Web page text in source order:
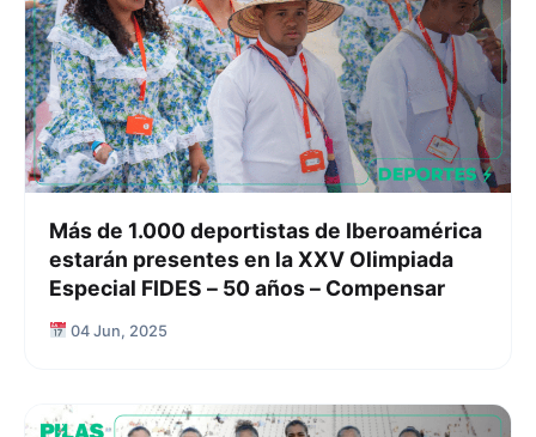
Más de 1.000 deportistas de Iberoamérica
estarán presentes en la XXV Olimpiada
Especial FIDES – 50 años – Compensar
04 Jun, 2025